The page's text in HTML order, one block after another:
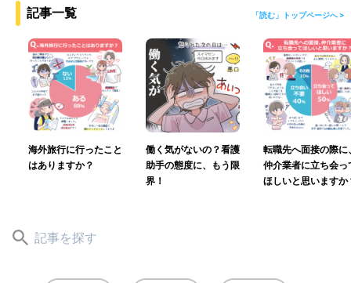
記事一覧 「読む」トップページへ >
海外旅行に行ったこと
はありますか？
働く気がないの？看護
助手の態度に、もう限
界！
転職先へ面接の際に
仲介業者に立ち会っ
ほしいと思いますか